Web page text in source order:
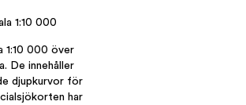
1:10 000
1:10 000 över
De innehåller
djupkurvor för
har